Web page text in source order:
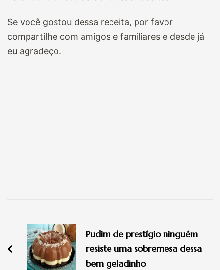
Se você gostou dessa receita, por favor
compartilhe com amigos e familiares e desde já
eu agradeço.
post
Pudim de prestígio ninguém
resiste uma sobremesa dessa
bem geladinho